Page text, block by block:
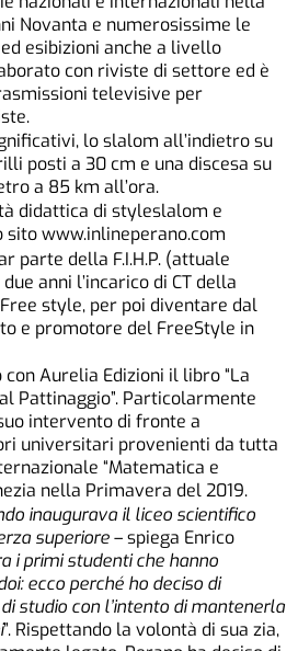
Novanta e numerosissime le
esibizioni anche a livello
con riviste di settore ed è
televisive per
lo slalom all’indietro su
posti a 30 cm e una discesa su
a 85 km all’ora.
didattica di styleslalom e
www.inlineperano.com
parte della F.I.H.P. (attuale
anni l’incarico di CT della
style, per poi diventare dal
e promotore del FreeStyle in
Aurelia Edizioni il libro “La
Pattinaggio”. Particolarmente
intervento di fronte a
universitari provenienti da tutta
“Matematica e
nella Primavera del 2019.
inaugurava il liceo scientifico
superiore– spiega Enrico
i primi studenti che hanno
ecco perché ho deciso di
studio con l’intento di mantenerla
”. Rispettando la volontà di sua zia,